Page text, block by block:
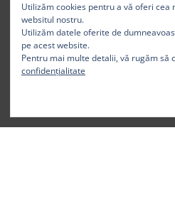
Utilizăm cookies pentru a vă oferi cea
websitul nostru.
Utilizăm datele oferite de
pe acest website.
Pentru mai multe detalii, vă rugăm să
confidențialitate